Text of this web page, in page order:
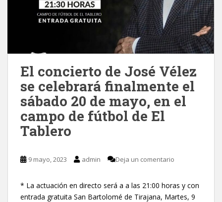
El concierto de José Vélez
se celebrará finalmente el
sábado 20 de mayo, en el
campo de fútbol de El
Tablero
9 mayo, 2023 admin Deja un comentario
* La actuación en directo será a a las 21:00 horas y con
entrada gratuita San Bartolomé de Tirajana, Martes, 9